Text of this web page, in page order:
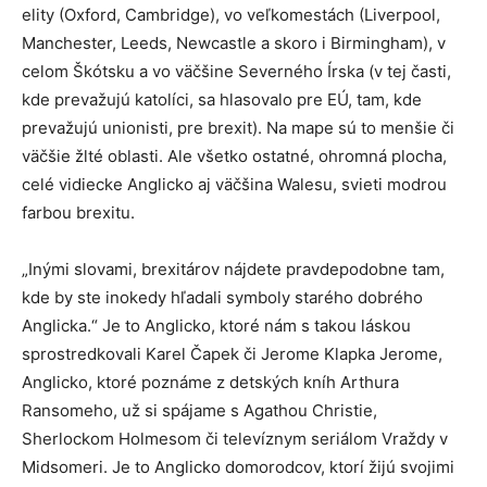
elity (Oxford, Cambridge), vo veľkomestách (Liverpool,
Manchester, Leeds, Newcastle a skoro i Birmingham), v
celom Škótsku a vo väčšine Severného Írska (v tej časti,
kde prevažujú katolíci, sa hlasovalo pre EÚ, tam, kde
prevažujú unionisti, pre brexit). Na mape sú to menšie či
väčšie žlté oblasti. Ale všetko ostatné, ohromná plocha,
celé vidiecke Anglicko aj väčšina Walesu, svieti modrou
farbou brexitu.
„Inými slovami, brexitárov nájdete pravdepodobne tam,
kde by ste inokedy hľadali symboly starého dobrého
Anglicka.“ Je to Anglicko, ktoré nám s takou láskou
sprostredkovali Karel Čapek či Jerome Klapka Jerome,
Anglicko, ktoré poznáme z detských kníh Arthura
Ransomeho, už si spájame s Agathou Christie,
Sherlockom Holmesom či televíznym seriálom Vraždy v
Midsomeri. Je to Anglicko domorodcov, ktorí žijú svojimi